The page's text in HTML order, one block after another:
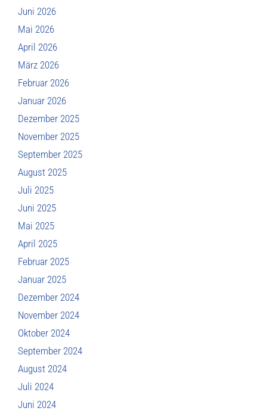
Juni 2026
Mai 2026
April 2026
März 2026
Februar 2026
Januar 2026
Dezember 2025
November 2025
September 2025
August 2025
Juli 2025
Juni 2025
Mai 2025
April 2025
Februar 2025
Januar 2025
Dezember 2024
November 2024
Oktober 2024
September 2024
August 2024
Juli 2024
Juni 2024